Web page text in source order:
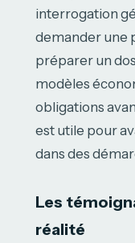
interrogation
demander une
préparer un
modèles
obligations
est utile pour
dans des
Les
réalité